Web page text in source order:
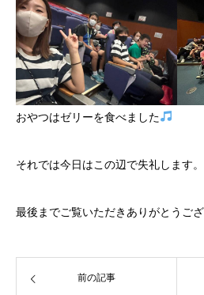
おやつはゼリーを食べました
それでは今日はこの辺で失礼します。
最後までご覧いただきありがとうご
前の記事